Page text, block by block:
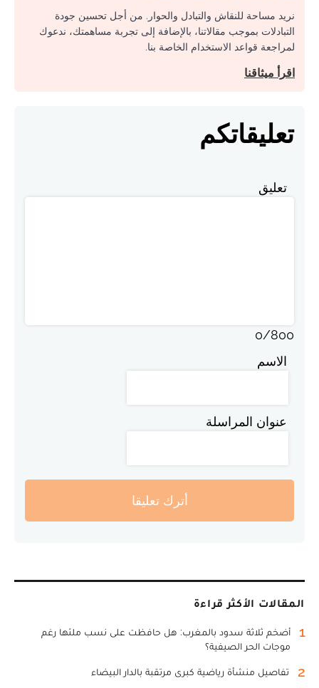
نريد مساحة للنقاش والتبادل والحوار. من أجل تحسين جودة
التبادلات بموجب مقالاتنا، بالإضافة إلى تجربة مساهمتك، ندعوك
لمراجعة قواعد الاستخدام الخاصة بنا.
اقرأ ميثاقنا
تعليقاتكم
تعليق
0/800
الاسم
عنوان المراسلة
أترك تعليقا
المقالات الأكثر قراءة
1
أضخم ثلاثة سدود بالمغرب: هل حافظت على نسب ملئها رغم
موجات الحر الصيفية؟
2 تفاصيل منشأة رياضية كبرى مرتقبة بالدار البيضاء